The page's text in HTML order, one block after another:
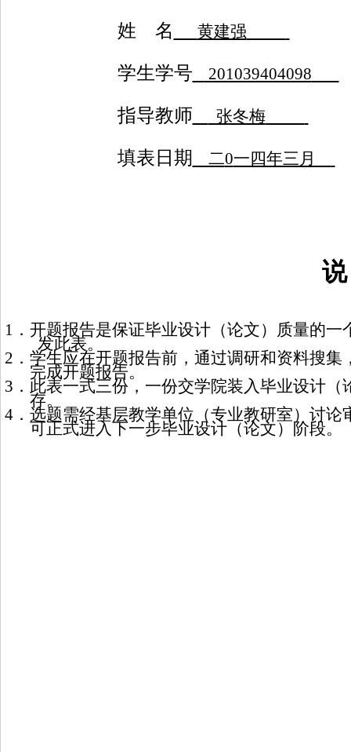
姓 名 黄建强
学生学号 201039404098
指导教师 张冬梅
填表日期 二0一四年三月
1 ．开题报告是保证毕业设计（论文）质量的
发此表。
2 ．学生应在开题报告前，通过调研和资料搜
完成开题报告。
3 ．此表一式三份，一份交学院装入毕业设计
存。
4．选题需经基层教学单位（专业教研室）讨
可正式进入下一步毕业设计（论文）阶段。